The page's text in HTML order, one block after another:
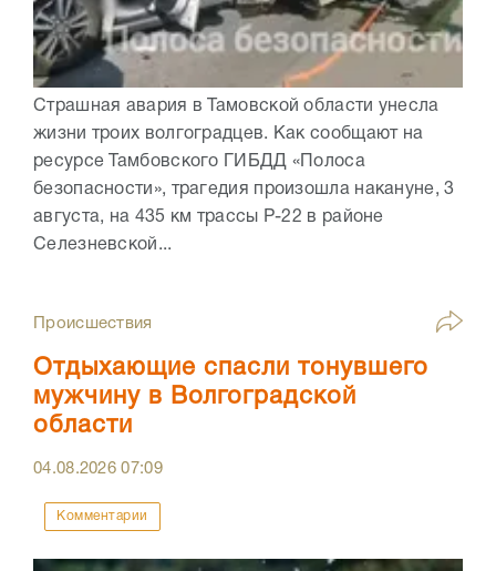
Страшная авария в Тамовской области унесла
жизни троих волгоградцев. Как сообщают на
ресурсе Тамбовского ГИБДД «Полоса
безопасности», трагедия произошла накануне, 3
августа, на 435 км трассы Р-22 в районе
Селезневской...
Происшествия
Отдыхающие спасли тонувшего
мужчину в Волгоградской
области
04.08.202607:09
Комментарии